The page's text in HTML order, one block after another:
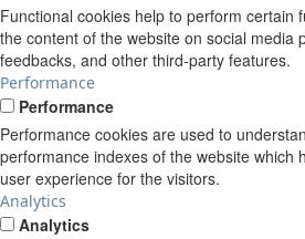
Functional cookies help to perform certain
the content of the website on social media
feedbacks, and other third-party features.
Performance
Performance
Performance cookies are used to
performance indexes of the website which
user experience for the visitors.
Analytics
Analytics